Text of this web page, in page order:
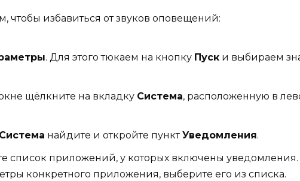
чтобы избавиться от звуков оповещений:
. Для этого тюкаем на кнопку Пуск и выбираем
щёлкните на вкладку Система, расположенную в
Система найдите и откройте пунктУведомления.
список приложений, у которых включены уведомления.
конкретного приложения, выберите его из списка.